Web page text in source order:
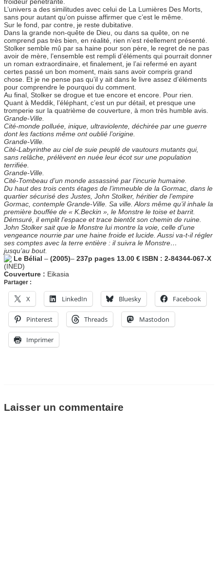
froideur pénétrante.
L’univers a des similitudes avec celui de La Lumières Des Morts,
sans pour autant qu’on puisse affirmer que c’est le même.
Sur le fond, par contre, je reste dubitative.
Dans la grande non-quête de Dieu, ou dans sa quête, on ne
comprend pas très bien, en réalité, rien n’est réellement présenté.
Stolker semble mû par sa haine pour son père, le regret de ne pas
avoir de mère, l’ensemble est rempli d’éléments qui pourrait donner
un roman extraordinaire, et finalement, je l’ai refermé en ayant
certes passé un bon moment, mais sans avoir compris grand
chose. Et je ne pense pas qu’il y ait dans le livre assez d’éléments
pour comprendre le pourquoi du comment.
Au final, Stolker se drogue et tue encore et encore. Pour rien.
Quant à Meddik, l’éléphant, c’est un pur détail, et presque une
tromperie sur la quatrième de couverture, à mon très humble avis.
Grande-Ville.
Cité-monde polluée, inique, ultraviolente, déchirée par une guerre
dont les factions même ont oublié l’origine.
Grande-Ville.
Cité-Labyrinthe au ciel de suie peuplé de vautours mutants qui,
sans relâche, prélèvent en nuée leur écot sur une population
terrifiée.
Grande-Ville.
Cité-Tombeau d’un monde assassiné par l’incurie humaine.
Du haut des trois cents étages de l’immeuble de la Gormac, dans le
quartier sécurisé des Justes, John Stolker, héritier de l’empire
Gormac, contemple Grande-Ville. Sa ville. Alors même qu’il inhale la
première bouffée de « K.Beckin », le Monstre le toise et barrit.
Démsuré, il emplit l’espace et trace bientôt son chemin de ruine.
John Stolker sait que le Monstre lui montre la voie, celle d’une
vengeance nourrie par une haine froide et lucide. Aussi va-t-il régler
ses comptes avec la terre entière : il suivra le Monstre…
jusqu’au bout.
Le Bélial – (2005)– 237p pages 13.00 € ISBN : 2-84344-067-X
(INED)
Couverture : Eikasia
Partager :
X LinkedIn Bluesky Facebook
Pinterest Threads Mastodon
Imprimer
Laisser un commentaire